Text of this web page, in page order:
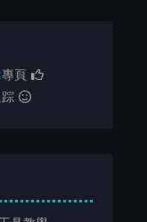
專頁
踪